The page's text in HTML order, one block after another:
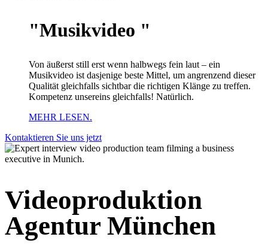
"Musikvideo "
Von äußerst still erst wenn halbwegs fein laut – ein
Musikvideo ist dasjenige beste Mittel, um angrenzend dieser
Qualität gleichfalls sichtbar die richtigen Klänge zu treffen.
Kompetenz unsereins gleichfalls! Natürlich.
MEHR LESEN.
Kontaktieren Sie uns jetzt
Videoproduktion
Agentur München